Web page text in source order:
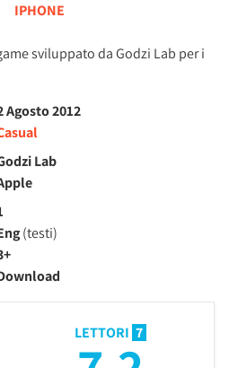
IPHONE
sviluppato da Godzi Lab per i
Agosto 2012
Lab
(testi)
LETTORI 7